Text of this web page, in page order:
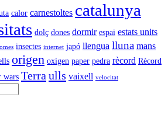
calor carnestoltes catalunya
dolç dones dormir espai estats units
insectes internet japó llengua lluna mans
origen oxigen paper pedra rècord Rècord
wars Terra ulls vaixell velocitat